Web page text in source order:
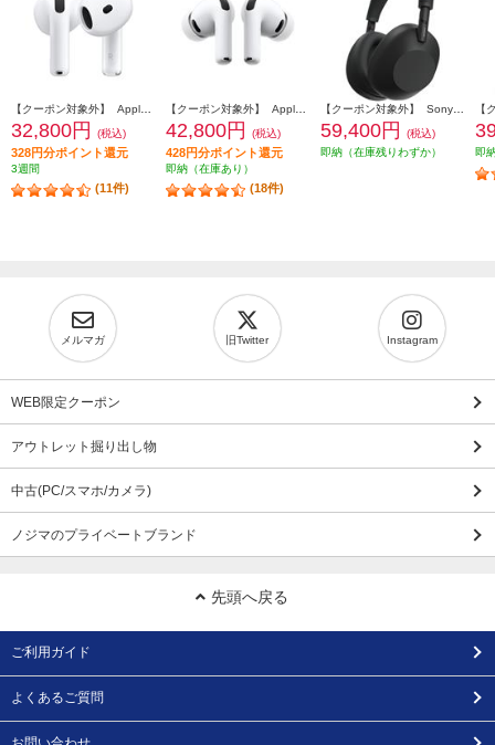
【クーポン対象外】 Apple AirPods4 第4世代 イヤホン ノイズキャンセリング機能 インイヤー 完全ワイヤレス 空間オーディオ MXP93J-A
32,800円 (税込)
328円分ポイント還元
3週間
(11件)
【クーポン対象外】 Apple AirPodsPro3 ワイヤレス(左右分離)/Bluetooth/カナル型/ノイズキャンセリング/ホワイト MFHP4J-A
42,800円 (税込)
428円分ポイント還元
即納（在庫あり）
(18件)
【クーポン対象外】 Sony ヘッドホン ワイヤレスノイズキャンセリングステレオヘッドセット【Bluetooth/ハイレゾ対応 /リモコン・マイク対応 /ブラック】 WH-1000XM6-BM
59,400円
(税込)
即納（在庫残りわずか）
即
メルマガ 旧Twitter Instagram
WEB限定クーポン
アウトレット掘り出し物
中古(PC/スマホ/カメラ)
ノジマのプライベートブランド
先頭へ戻る
ご利用ガイド
よくあるご質問